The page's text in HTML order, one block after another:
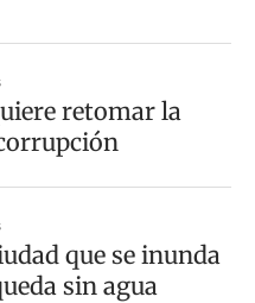
retomar la
que se inunda
sin agua